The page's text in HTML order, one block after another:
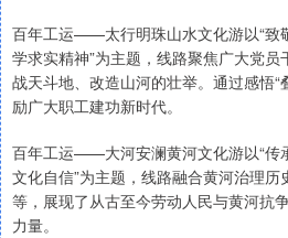
百年工运——太行明珠山水文化游以“致
学求实精神”为主题，线路聚焦广大党
战天斗地、改造山河的壮举。通过感悟“
励广大职工建功新时代。
百年工运——大河安澜黄河文化游以“传
文化自信”为主题，线路融合黄河治理
等，展现了从古至今劳动人民与黄河抗
力量。